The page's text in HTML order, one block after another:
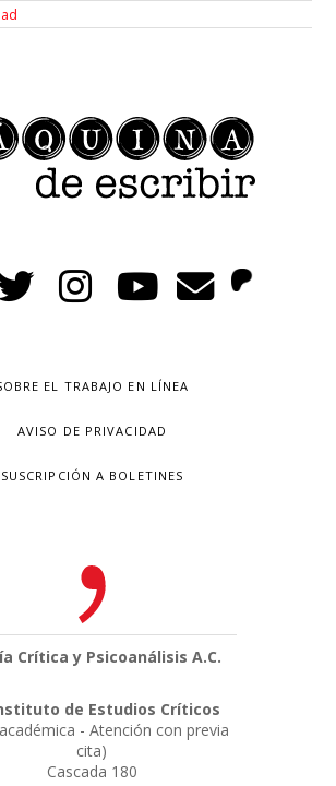
EL TRABAJO EN LÍNEA
AVISO DE PRIVACIDAD
SUSCRIPCIÓN A BOLETINES
Crítica y Psicoanálisis A.C.
de Estudios Críticos
- Atención con previa
cita)
Cascada 180